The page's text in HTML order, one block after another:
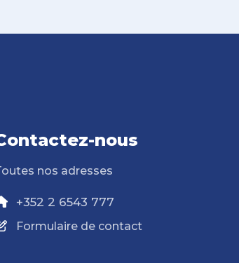
nous
nos adresses
+352 2 6543 777
Formulaire de contact